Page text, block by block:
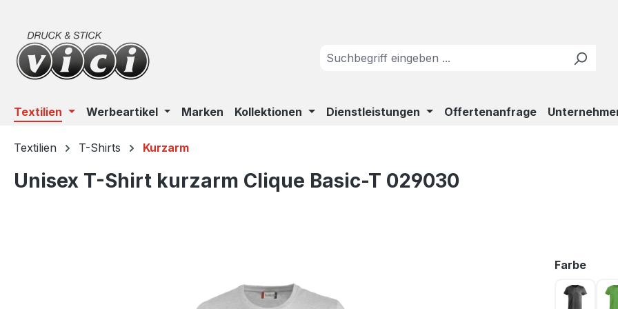
Textilien Werbeartikel Marken Kollektionen Dienstleistungen Offertenanfrage
Textilien T-Shirts Kurzarm
Unisex T-Shirt kurzarm Clique Basic-T 029030
Farbe